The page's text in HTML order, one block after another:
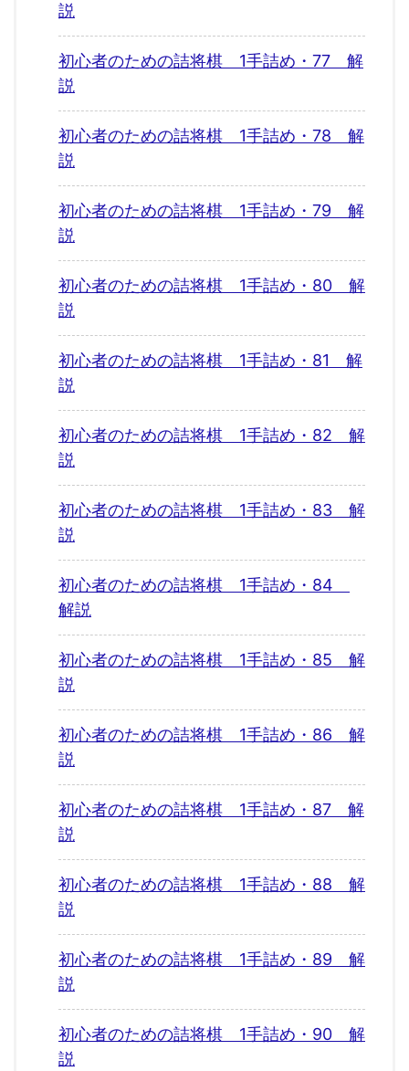
説
初心者のための詰将棋 1手詰め・77 解
説
初心者のための詰将棋 1手詰め・78 解
説
初心者のための詰将棋 1手詰め・79 解
説
初心者のための詰将棋 1手詰め・80 解
説
初心者のための詰将棋 1手詰め・81 解
説
初心者のための詰将棋 1手詰め・82 解
説
初心者のための詰将棋 1手詰め・83 解
説
初心者のための詰将棋 1手詰め・84
解説
初心者のための詰将棋 1手詰め・85 解
説
初心者のための詰将棋 1手詰め・86 解
説
初心者のための詰将棋 1手詰め・87 解
説
初心者のための詰将棋 1手詰め・88 解
説
初心者のための詰将棋 1手詰め・89 解
説
初心者のための詰将棋 1手詰め・90 解
説